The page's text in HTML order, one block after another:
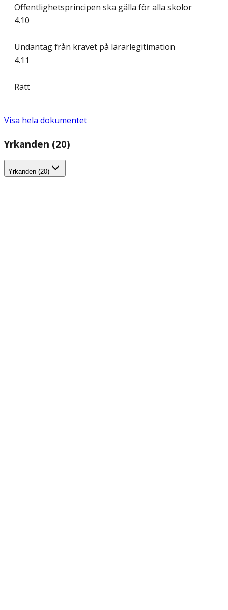
Offentlighetsprincipen ska gälla för alla skolor
4.10
Undantag från kravet på lärarlegitimation
4.11
Rätt
Visa hela dokumentet
Yrkanden (20)
Yrkanden (20)